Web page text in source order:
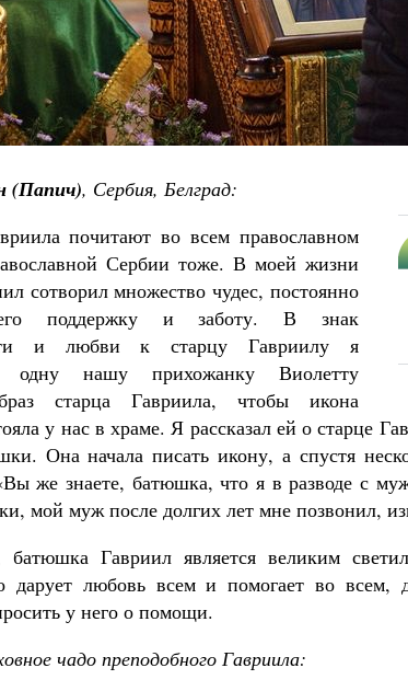
(Папич), Сербия, Белград:
почитают во всем православном
Сербии тоже. В моей жизни
сотворил множество чудес, постоянно
поддержку и заботу. В знак
и любви к старцу Гавриилу я
одну нашу прихожанку Виолетту
старца Гавриила, чтобы икона
у нас в храме. Я рассказал ей о старце
Она начала писать икону, а спустя
же знаете, батюшка, что я в разводе с
мой муж после долгих лет мне позвонил,
батюшка Гавриил является великим
дарует любовь всем и помогает во всем,
у него о помощи.
чадо преподобного Гавриила: